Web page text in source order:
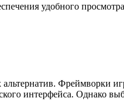
удобного
Фреймворки
интерфейса. Однако